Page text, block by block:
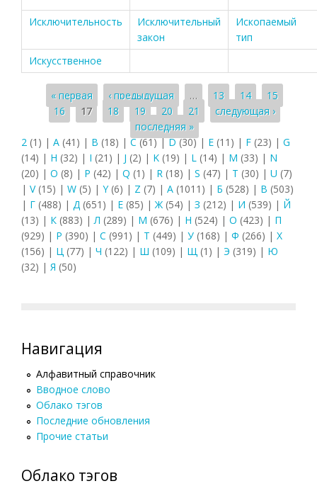
Исключительность
Исключительный
закон
Ископаемый
тип
Искусственное
Страницы
« первая ‹ предыдущая … 13 14
15
16
17 18 19 20 21
следующая ›
последняя »
2 (1) | A (41) | B (18) | C(61)|D(30) | E (11) | F (23) | G
(14) | H (32) | I (21) | J (2) | K (19) | L (14) | M (33) | N
(20) | O (8) | P (42) | Q (1) | R (18) | S (47) | T (30) | U (7)
| V(15) | W (5) | Y(6) | Z (7) | А (1011) | Б (528) | В (503)
| Г (488) | Д (651) | Е (85) | Ж (54) | З (212) | И (539) | Й
(13) | К (883) | Л (289) | М (676) | Н (524) | О (423) | П
(929) | Р (390) | С (991) | Т (449) | У (168) | Ф (266) | Х
(156) | Ц (77) | Ч (122) | Ш (109) | Щ (1) | Э (319) | Ю
(32) | Я (50)
Навигация
Алфавитный справочник
Вводное слово
Облако тэгов
Последние обновления
Прочие статьи
Облако тэгов